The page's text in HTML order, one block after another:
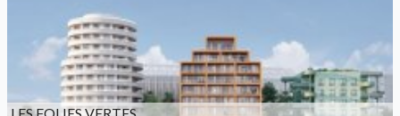
À PARTIR DE 75 231,00 €